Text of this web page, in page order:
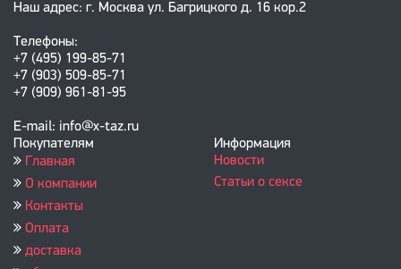
Наш адрес: г. Москва ул. Багрицкого д. 16 кор.2
Телефоны:
+7 (495) 199-85-71
+7 (903) 509-85-71
+7 (909) 961-81-95
E-mail: info@x-taz.ru
Покупателям
Главная
О компании
Контакты
Оплата
доставка
Информация
Новости
Статьи о сексе